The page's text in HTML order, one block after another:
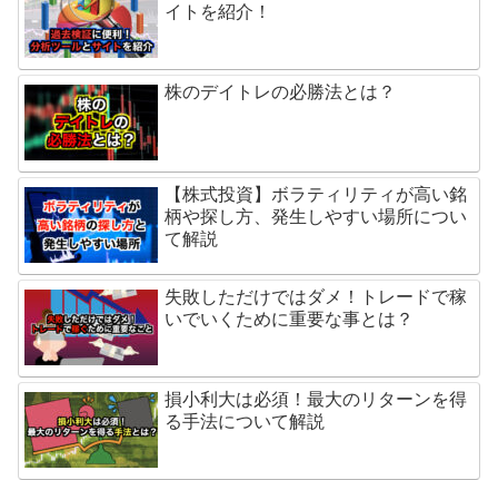
イトを紹介！
株のデイトレの必勝法とは？
【株式投資】ボラティリティが高い銘
柄や探し方、発生しやすい場所につい
て解説
失敗しただけではダメ！トレードで稼
いでいくために重要な事とは？
損小利大は必須！最大のリターンを得
る手法について解説